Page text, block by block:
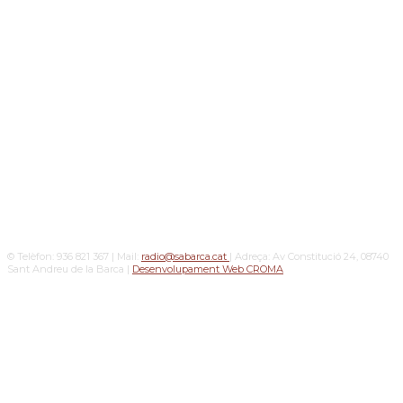
© Telèfon: 936 821 367 | Mail: radio@sabarca.cat | Adreça: Av Constitució 24, 08740
Sant Andreu de la Barca | Desenvolupament Web CROMA